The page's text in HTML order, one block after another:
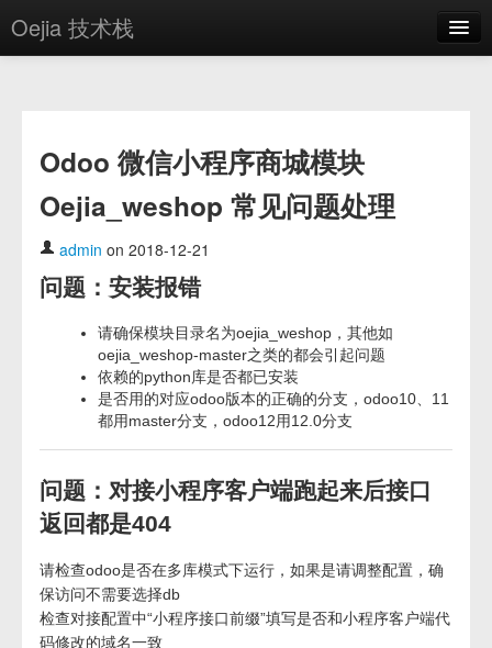
Oejia 技术栈
方案
OE学院
分享
关于
Odoo 微信小程序商城模块
Oejia_weshop 常见问题处理
admin on 2018-12-21
问题：安装报错
请确保模块目录名为oejia_weshop，其他如
oejia_weshop-master之类的都会引起问题
依赖的python库是否都已安装
是否用的对应odoo版本的正确的分支，odoo10、11
都用master分支，odoo12用12.0分支
问题：对接小程序客户端跑起来后接口
返回都是404
请检查odoo是否在多库模式下运行，如果是请调整配置，确
保访问不需要选择db
检查对接配置中“小程序接口前缀”填写是否和小程序客户端代
码修改的域名一致